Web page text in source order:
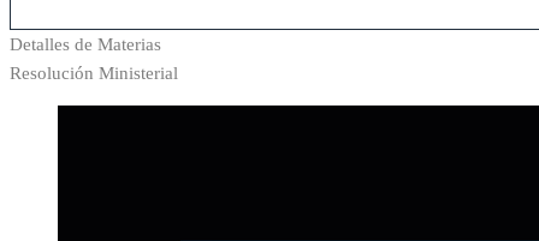
Detalles de Materias
Resolución Ministerial